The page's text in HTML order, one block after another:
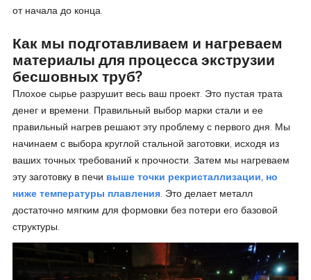
от начала до конца.
Как мы подготавливаем и нагреваем
материалы для процесса экструзии
бесшовных труб?
Плохое сырье разрушит весь ваш проект. Это пустая трата
денег и времени. Правильный выбор марки стали и ее
правильный нагрев решают эту проблему с первого дня. Мы
начинаем с выбора круглой стальной заготовки, исходя из
ваших точных требований к прочности. Затем мы нагреваем
эту заготовку в печи выше точки рекристаллизации, но
ниже температуры плавления. Это делает металл
достаточно мягким для формовки без потери его базовой
структуры.